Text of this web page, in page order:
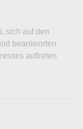
sich auf den
beantworten
auftreten